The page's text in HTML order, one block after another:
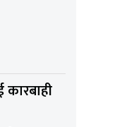
कारबाही